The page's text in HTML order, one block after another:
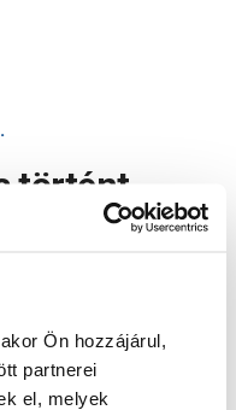
Ön hozzájárul,
partnerei
el, melyek
történt